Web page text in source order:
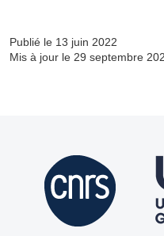
Publié le 13 juin 2022
Mis à jour le 29 septembre